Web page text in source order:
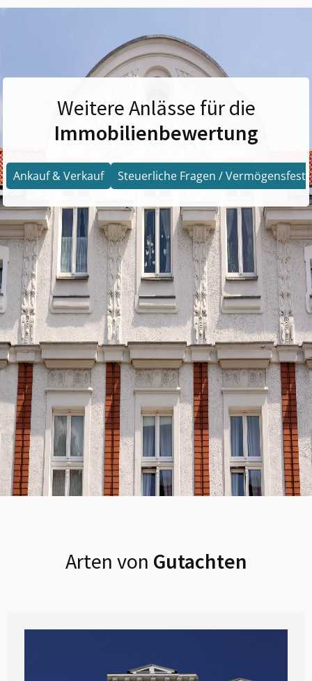
Weitere Anlässe für die
Immobilienbewertung
Ankauf & Verkauf Steuerliche Fragen /
Arten von Gutachten